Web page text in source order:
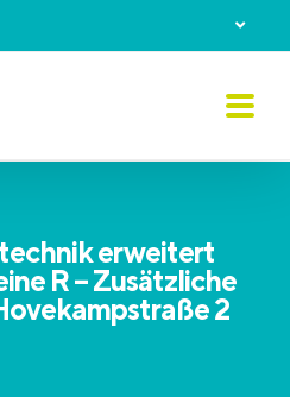
erweitert
R – Zusätzliche
2